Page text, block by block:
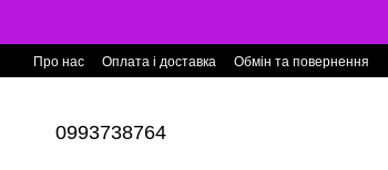
Про нас Оплата і доставка Обмін та повернення
0993738764